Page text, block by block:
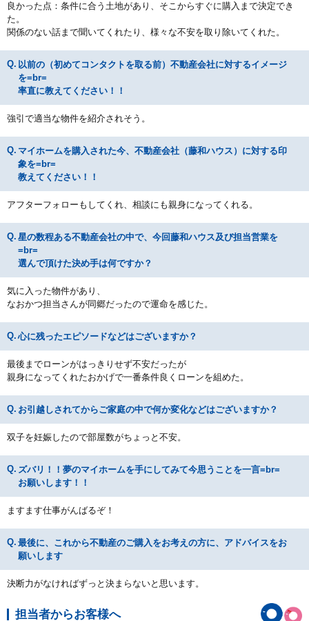
良かった点：条件に合う土地があり、そこからすぐに購入まで決定でき
た。
関係のない話まで聞いてくれたり、様々な不安を取り除いてくれた。
以前の（初めてコンタクトを取る前）不動産会社に対するイメージ
を=br=
率直に教えてください！！
強引で適当な物件を紹介されそう。
マイホームを購入された今、不動産会社（藤和ハウス）に対する印
象を=br=
教えてください！！
アフターフォローもしてくれ、相談にも親身になってくれる。
星の数程ある不動産会社の中で、今回藤和ハウス及び担当営業を
=br=
選んで頂けた決め手は何ですか？
気に入った物件があり、
なおかつ担当さんが同郷だったので運命を感じた。
心に残ったエピソードなどはございますか？
最後までローンがはっきりせず不安だったが
親身になってくれたおかげで一番条件良くローンを組めた。
お引越しされてからご家庭の中で何か変化などはございますか？
双子を妊娠したので部屋数がちょっと不安。
ズバリ！！夢のマイホームを手にしてみて今思うことを一言=br=
お願いします！！
ますます仕事がんばるぞ！
最後に、これから不動産のご購入をお考えの方に、アドバイスをお
願いします
決断力がなければずっと決まらないと思います。
担当者からお客様へ